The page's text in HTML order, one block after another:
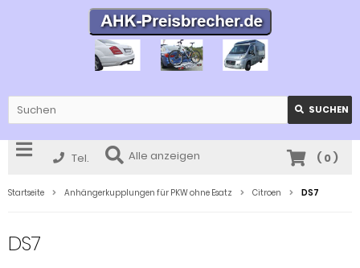
SUCHEN
Tel. Alle anzeigen ( 0)
Startseite Anhängerkupplungen für PKW ohne Esatz Citroen DS7
DS7